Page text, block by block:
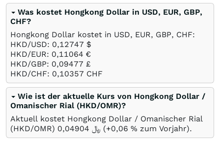
Was kostet Hongkong Dollar in USD, EUR, GBP,
CHF?
Hongkong Dollar kostet in USD, EUR, GBP, CHF:
HKD/USD: 0,12747 $
HKD/EUR: 0,11064 €
HKD/GBP: 0,09477 £
HKD/CHF: 0,10357 CHF
Wie ist der aktuelle Kurs von Hongkong Dollar /
Omanischer Rial (HKD/OMR)?
Aktuell kostet Hongkong Dollar / Omanischer Rial
(HKD/OMR) 0,04904 ﷼ % zum Vorjahr).